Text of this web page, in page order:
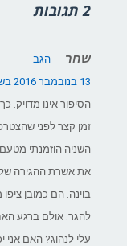
2 תגובות
שחר
הגב
13 בנובמבר 2016 בשעה 20:49
הסיפור אינו מדויק.
זמן קצר לפני
השניה הוזמנתי
את אשרת ההגירה שלי.
‏בוינה. הם כמובן
להגר. אולם ברגע
עלי ‏לנהוג? האם